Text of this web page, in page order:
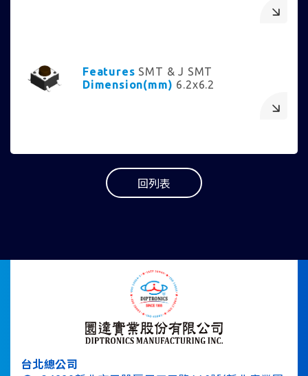
Features SMT & J SMT
Dimension(mm) 6.2x6.2
回列表
台北總公司